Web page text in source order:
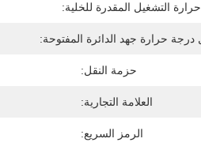
التشغيل المقدرة للخلية:
درجة حرارة جهد الدائرة المفتوحة:
حزمة النقل:
العلامة التجارية:
الرمز السريع: